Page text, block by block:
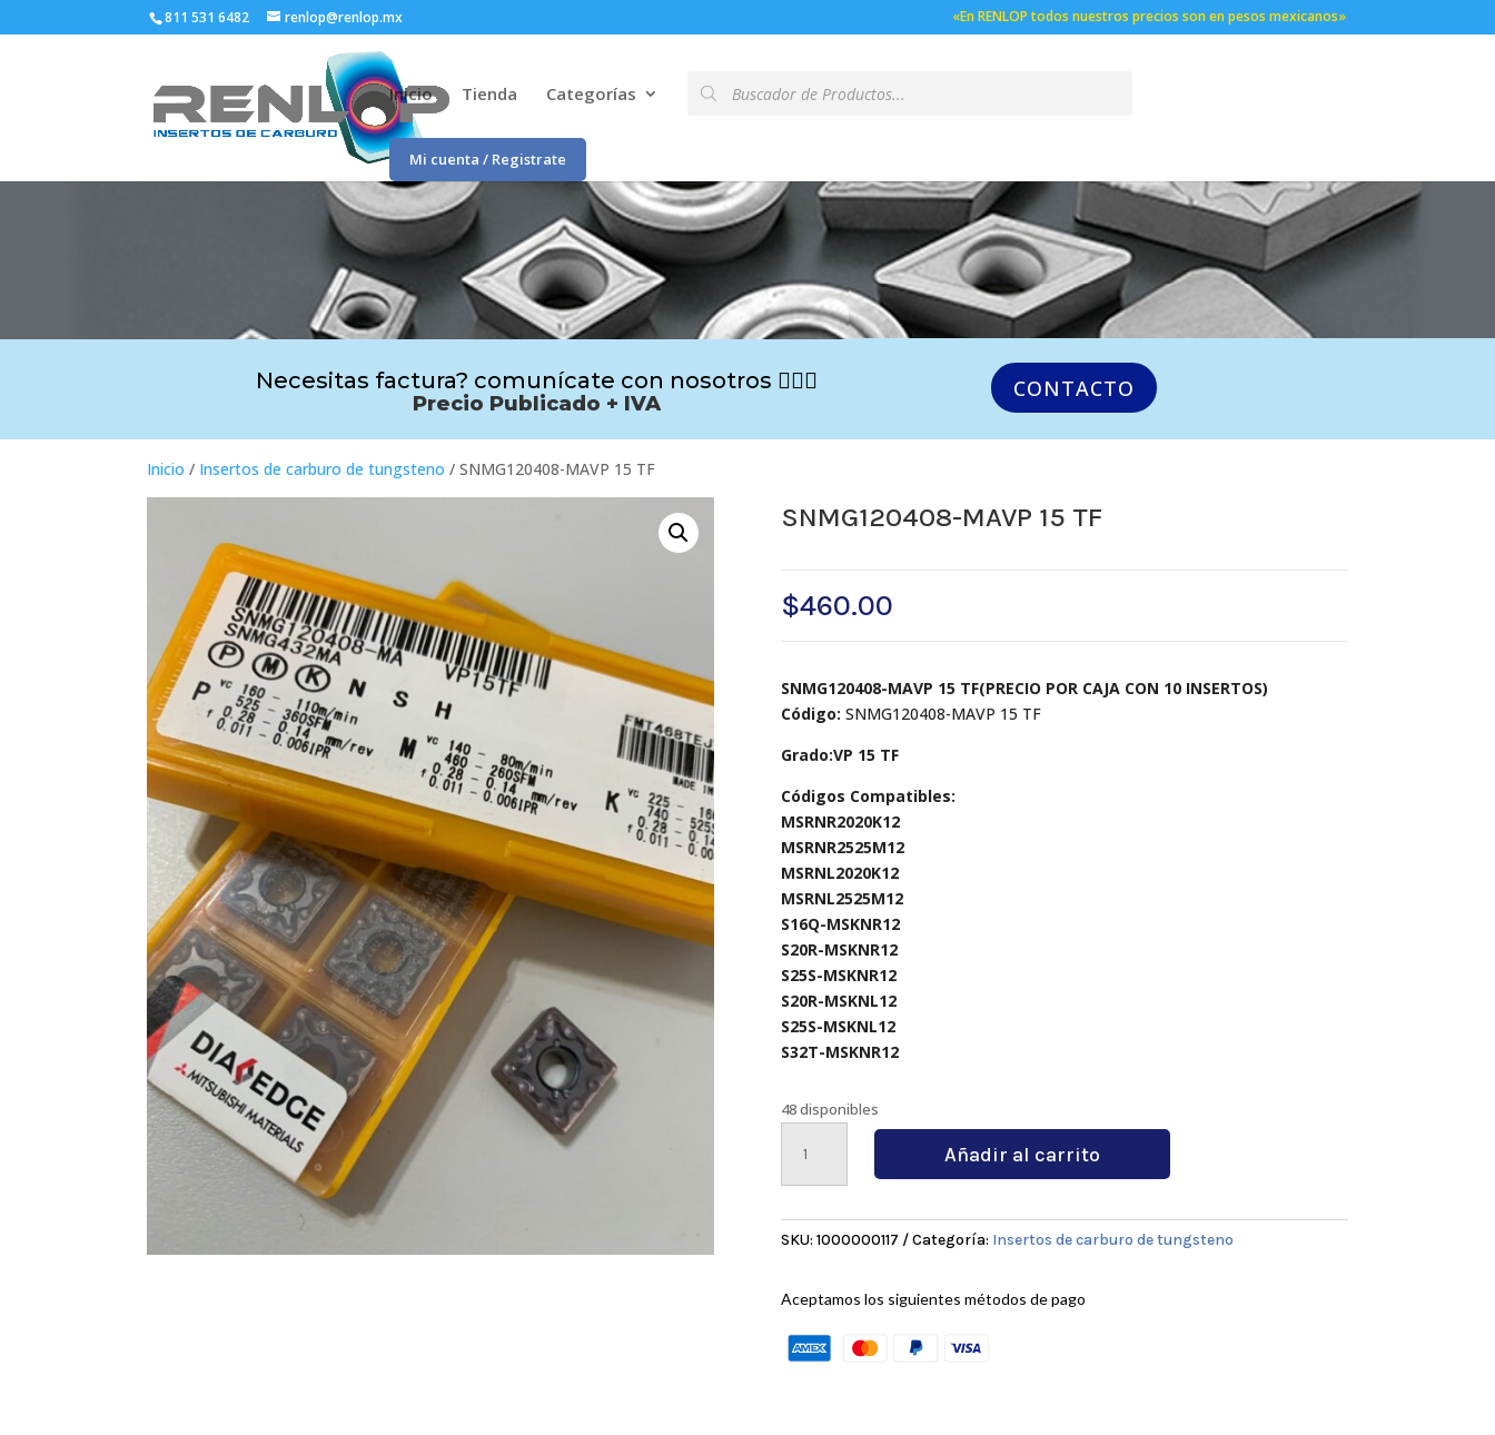
811 531 6482 renlop@renlop.mx «En RENLOP todos nuestros precios son en pesos mexicanos»
Inicio Tienda Categorías de
productos
Mi cuenta / Registrate
Necesitas factura? comunícate con nosotros 🙋🏻‍♂️
Precio Publicado + IVA
CONTACTO
Inicio / Insertos de carburo de tungsteno / SNMG120408-MAVP 15 TF
SNMG120408-MAVP 15 TF
$460.00
SNMG120408-MAVP 15 TF(PRECIO POR CAJA CON 10 INSERTOS)
Código: SNMG120408-MAVP 15 TF
Grado:VP 15 TF
Códigos Compatibles:
MSRNR2020K12
MSRNR2525M12
MSRNL2020K12
MSRNL2525M12
S16Q-MSKNR12
S20R-MSKNR12
S25S-MSKNR12
S20R-MSKNL12
S25S-MSKNL12
S32T-MSKNR12
48 disponibles
SNMG120408-
MAVP
15
cantidad
Añadir al carrito
SKU: 1000000117 Categoría: Insertos de carburo de tungsteno
Aceptamos los siguientes métodos de pago